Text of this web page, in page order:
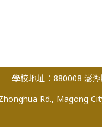
學校地址：880008 澎
Rd., Magong